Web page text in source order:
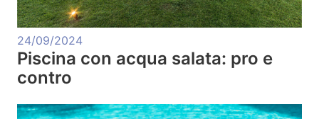
24/09/2024
Piscina con acqua salata: pro e
contro